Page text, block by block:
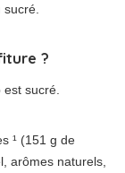
?
sucré.
¹ (151 g de
arômes naturels,